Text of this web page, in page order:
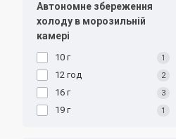
Автономне збереження
холоду в морозильній
камері
10 г 1
12 год 2
16 г 3
19 г 1